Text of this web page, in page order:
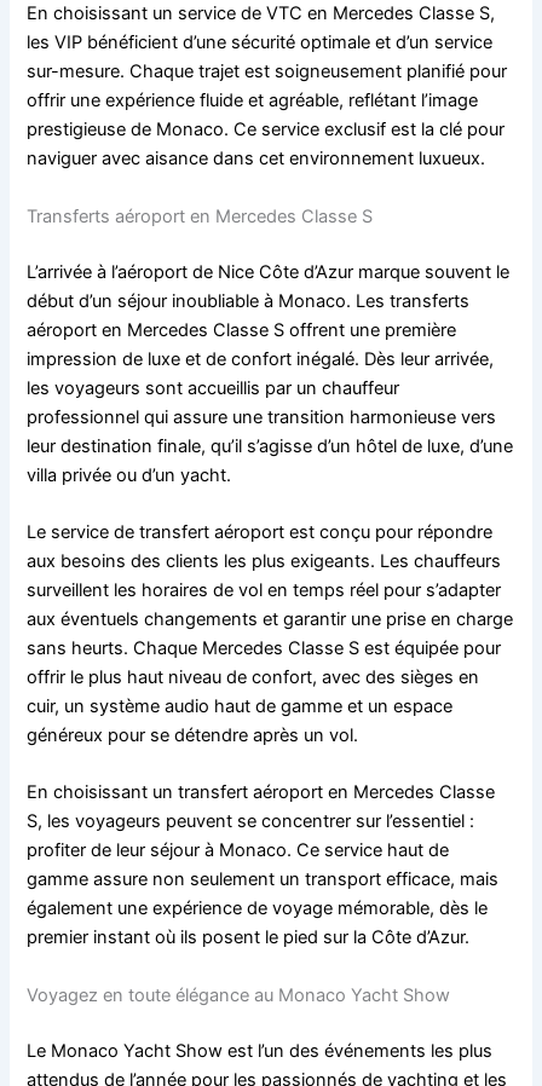
En choisissant un service de VTC en Mercedes Classe S,
les VIP bénéficient d’une sécurité optimale et d’un service
sur-mesure. Chaque trajet est soigneusement planifié pour
offrir une expérience fluide et agréable, reflétant l’image
prestigieuse de Monaco. Ce service exclusif est la clé pour
naviguer avec aisance dans cet environnement luxueux.
Transferts aéroport en Mercedes Classe S
L’arrivée à l’aéroport de Nice Côte d’Azur marque souvent le
début d’un séjour inoubliable à Monaco. Les transferts
aéroport en Mercedes Classe S offrent une première
impression de luxe et de confort inégalé. Dès leur arrivée,
les voyageurs sont accueillis par un chauffeur
professionnel qui assure une transition harmonieuse vers
leur destination finale, qu’il s’agisse d’un hôtel de luxe, d’une
villa privée ou d’un yacht.
Le service de transfert aéroport est conçu pour répondre
aux besoins des clients les plus exigeants. Les chauffeurs
surveillent les horaires de vol en temps réel pour s’adapter
aux éventuels changements et garantir une prise en charge
sans heurts. Chaque Mercedes Classe S est équipée pour
offrir le plus haut niveau de confort, avec des sièges en
cuir, un système audio haut de gamme et un espace
généreux pour se détendre après un vol.
En choisissant un transfert aéroport en Mercedes Classe
S, les voyageurs peuvent se concentrer sur l’essentiel :
profiter de leur séjour à Monaco. Ce service haut de
gamme assure non seulement un transport efficace, mais
également une expérience de voyage mémorable, dès le
premier instant où ils posent le pied sur la Côte d’Azur.
Voyagez en toute élégance au Monaco Yacht Show
Le Monaco Yacht Show est l’un des événements les plus
attendus de l’année pour les passionnés de yachting et les